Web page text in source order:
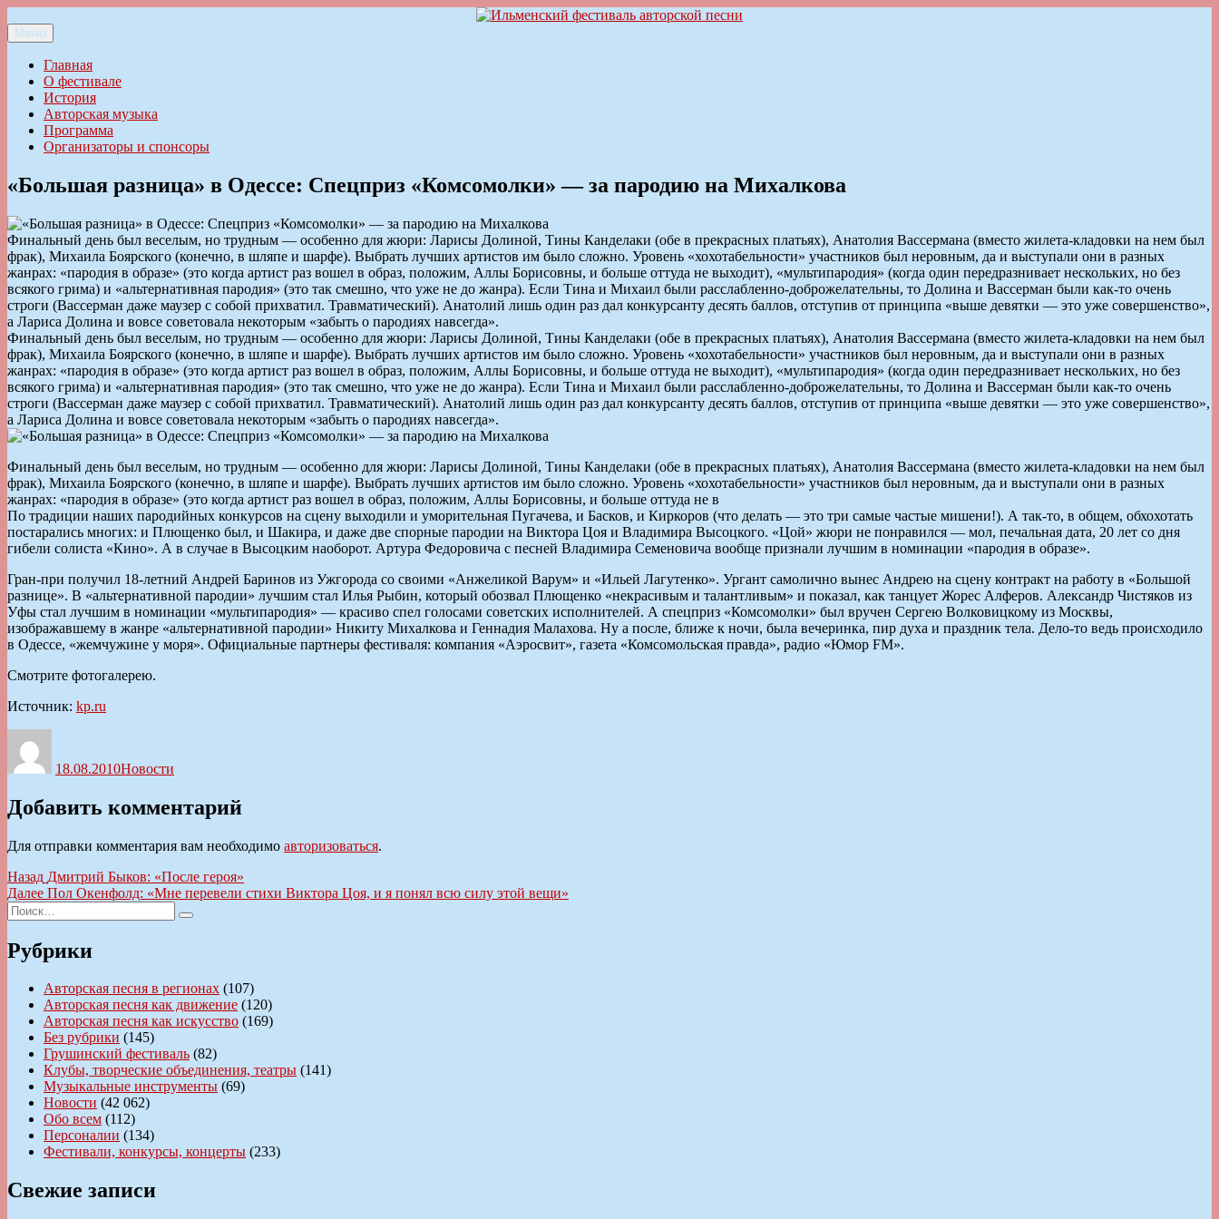
к
содержимому
Ильменский фестиваль авторской песни
Меню
Главная
О фестивале
История
Авторская музыка
Программа
Организаторы и спонсоры
«Большая разница» в Одессе: Спецприз «Комсомолки» — за пародию на Михалкова
Финальный день был веселым, но трудным — особенно для жюри: Ларисы Долиной, Тины Канделаки (обе в прекрасных платьях), Анатолия Вассермана (вместо жилета-кладовки на нем был
фрак), Михаила Боярского (конечно, в шляпе и шарфе). Выбрать лучших артистов им было сложно. Уровень «хохотабельности» участников был неровным, да и выступали они в разных
жанрах: «пародия в образе» (это когда артист раз вошел в образ, положим, Аллы Борисовны, и больше оттуда не выходит), «мультипародия» (когда один передразнивает нескольких, но без
всякого грима) и «альтернативная пародия» (это так смешно, что уже не до жанра). Если Тина и Михаил были расслабленно-доброжелательны, то Долина и Вассерман были как-то очень
строги (Вассерман даже маузер с собой прихватил. Травматический). Анатолий лишь один раз дал конкурсанту десять баллов, отступив от принципа «выше девятки — это уже совершенство»,
а Лариса Долина и вовсе советовала некоторым «забыть о пародиях навсегда».
Финальный день был веселым, но трудным — особенно для жюри: Ларисы Долиной, Тины Канделаки (обе в прекрасных платьях), Анатолия Вассермана (вместо жилета-кладовки на нем был
фрак), Михаила Боярского (конечно, в шляпе и шарфе). Выбрать лучших артистов им было сложно. Уровень «хохотабельности» участников был неровным, да и выступали они в разных
жанрах: «пародия в образе» (это когда артист раз вошел в образ, положим, Аллы Борисовны, и больше оттуда не выходит), «мультипародия» (когда один передразнивает нескольких, но без
всякого грима) и «альтернативная пародия» (это так смешно, что уже не до жанра). Если Тина и Михаил были расслабленно-доброжелательны, то Долина и Вассерман были как-то очень
строги (Вассерман даже маузер с собой прихватил. Травматический). Анатолий лишь один раз дал конкурсанту десять баллов, отступив от принципа «выше девятки — это уже совершенство»,
а Лариса Долина и вовсе советовала некоторым «забыть о пародиях навсегда».
Финальный день был веселым, но трудным — особенно для жюри: Ларисы Долиной, Тины Канделаки (обе в прекрасных платьях), Анатолия Вассермана (вместо жилета-кладовки на нем был
фрак), Михаила Боярского (конечно, в шляпе и шарфе). Выбрать лучших артистов им было сложно. Уровень «хохотабельности» участников был неровным, да и выступали они в разных
жанрах: «пародия в образе» (это когда артист раз вошел в образ, положим, Аллы Борисовны, и больше оттуда не в
По традиции наших пародийных конкурсов на сцену выходили и уморительная Пугачева, и Басков, и Киркоров (что делать — это три самые частые мишени!). А так-то, в общем, обхохотать
постарались многих: и Плющенко был, и Шакира, и даже две спорные пародии на Виктора Цоя и Владимира Высоцкого. «Цой» жюри не понравился — мол, печальная дата, 20 лет со дня
гибели солиста «Кино». А в случае в Высоцким наоборот. Артура Федоровича с песней Владимира Семеновича вообще признали лучшим в номинации «пародия в образе».
Гран-при получил 18-летний Андрей Баринов из Ужгорода со своими «Анжеликой Варум» и «Ильей Лагутенко». Ургант самолично вынес Андрею на сцену контракт на работу в «Большой
разнице». В «альтернативной пародии» лучшим стал Илья Рыбин, который обозвал Плющенко «некрасивым и талантливым» и показал, как танцует Жорес Алферов. Александр Чистяков из
Уфы стал лучшим в номинации «мультипародия» — красиво спел голосами советских исполнителей. А спецприз «Комсомолки» был вручен Сергею Волковицкому из Москвы,
изображавшему в жанре «альтернативной пародии» Никиту Михалкова и Геннадия Малахова. Ну а после, ближе к ночи, была вечеринка, пир духа и праздник тела. Дело-то ведь происходило
в Одессе, «жемчужине у моря». Официальные партнеры фестиваля: компания «Аэросвит», газета «Комсомольская правда», радио «Юмор FM».
Смотрите фотогалерею.
Источник: kp.ru
18.08.2010Новости
Добавить комментарий
Для отправки комментария вам необходимо авторизоваться.
Навигация
по
записям
Назад Предыдущая
запись:
Дмитрий Быков: «После героя»
Далее Следующая
Пол Окенфолд: «Мне перевели стихи Виктора Цоя, и я понял всю силу этой вещи»
Искать:
Поиск
Рубрики
Авторская песня в регионах (107)
Авторская песня как движение (120)
Авторская песня как искусство (169)
Без рубрики (145)
Грушинский фестиваль (82)
Клубы, творческие объединения, театры (141)
Музыкальные инструменты (69)
Новости (42 062)
Обо всем (112)
Персоналии (134)
Фестивали, конкурсы, концерты (233)
Свежие записи